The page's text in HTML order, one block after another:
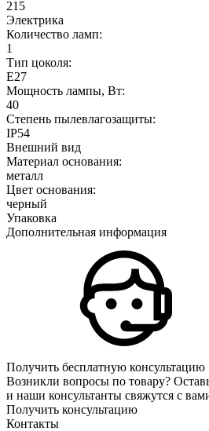
215
Электрика
Количество ламп:
1
Тип цоколя:
E27
Мощность лампы, Вт:
40
Степень пылевлагозащиты:
IP54
Внешний вид
Материал основания:
металл
Цвет основания:
черный
Упаковка
Дополнительная информация
Получить бесплатную консультацию
Возникли вопросы по товару?
и наши консультанты свяжутся с
Получить консультацию
Контакты